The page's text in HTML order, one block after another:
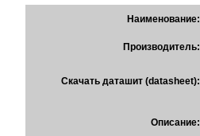
Наименование:
Производитель:
Скачать даташит (datasheet):
Описание: